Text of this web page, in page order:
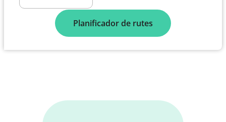
Planificador de rutes